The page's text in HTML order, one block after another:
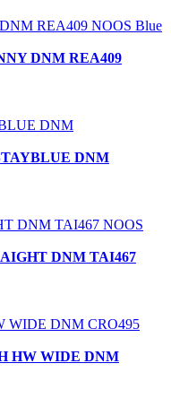
DNM REA409
DNM
DNM TAI467
HW WIDE DNM